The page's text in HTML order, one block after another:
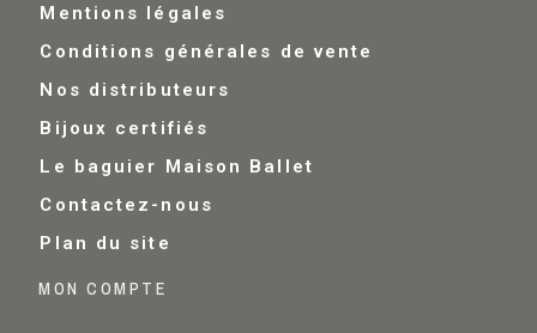
Mentions légales
Conditions générales de vente
Nos distributeurs
Bijoux certifiés
Le baguier Maison Ballet
Contactez-nous
Plan du site
MON COMPTE